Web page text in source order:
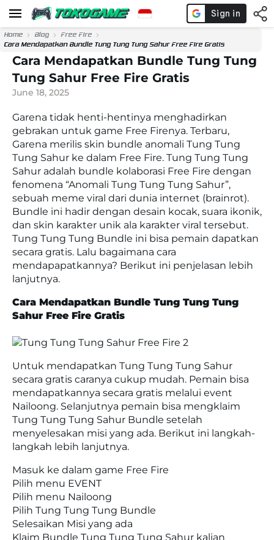
Home Blog
Free Fire
Cara Mendapatkan Bundle Tung Tung Tung Sahur Free Fire Gratis
Cara Mendapatkan Bundle Tung Tung
Tung Sahur Free Fire Gratis
June 18, 2025
Garena tidak henti-hentinya menghadirkan
gebrakan untuk game Free Firenya. Terbaru,
Garena merilis skin bundle anomali Tung Tung
Tung Sahur ke dalam Free Fire. Tung Tung Tung
Sahur adalah bundle kolaborasi Free Fire dengan
fenomena “Anomali Tung Tung Tung Sahur”,
sebuah meme viral dari dunia internet (brainrot).
Bundle ini hadir dengan desain kocak, suara ikonik,
dan skin karakter unik ala karakter viral tersebut.
Tung Tung Tung Bundle ini bisa pemain dapatkan
secara gratis. Lalu bagaimana cara
mendapapatkannya? Berikut ini penjelasan lebih
lanjutnya.
Cara Mendapatkan Bundle Tung Tung Tung
Sahur Free Fire Gratis
Untuk mendapatkan Tung Tung Tung Sahur
secara gratis caranya cukup mudah. Pemain bisa
mendapatkannya secara gratis melalui event
Nailoong. Selanjutnya pemain bisa mengklaim
Tung Tung Tung Sahur Bundle setelah
menyelesakan misi yang ada. Berikut ini langkah-
langkah lebih lanjutnya.
Masuk ke dalam game Free Fire
Pilih menu EVENT
Pilih menu Nailoong
Pilih Tung Tung Tung Bundle
Selesaikan Misi yang ada
Klaim Bundle Tung Tung Tung Sahur kalian